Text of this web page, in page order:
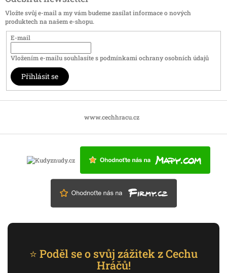
Vložte svůj e-mail a my vám budeme zasílat informace o nových
produktech na našem e-shopu.
E-mail
Vložením e-mailu souhlasíte spodmínkami ochrany osobních údajů
Přihlásit se
www.cechhracu.cz
⭐ Poděl se o svůj zážitek z Cechu
Hráčů!